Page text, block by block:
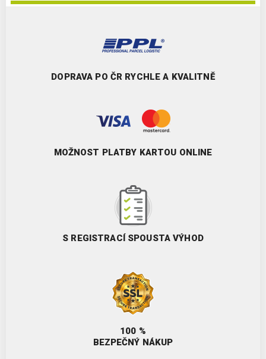
DOPRAVA PO ČR RYCHLE A KVALITNĚ
MOŽNOST PLATBY KARTOU ONLINE
S REGISTRACÍ SPOUSTA VÝHOD
100 %
BEZPEČNÝ NÁKUP